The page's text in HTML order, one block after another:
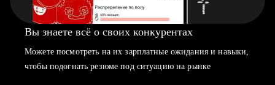
Вы знаете всё о своих конкурентах
Можете посмотреть на их зарплатные ожидания и навыки,
чтобы подогнать резюме под ситуацию на рынке